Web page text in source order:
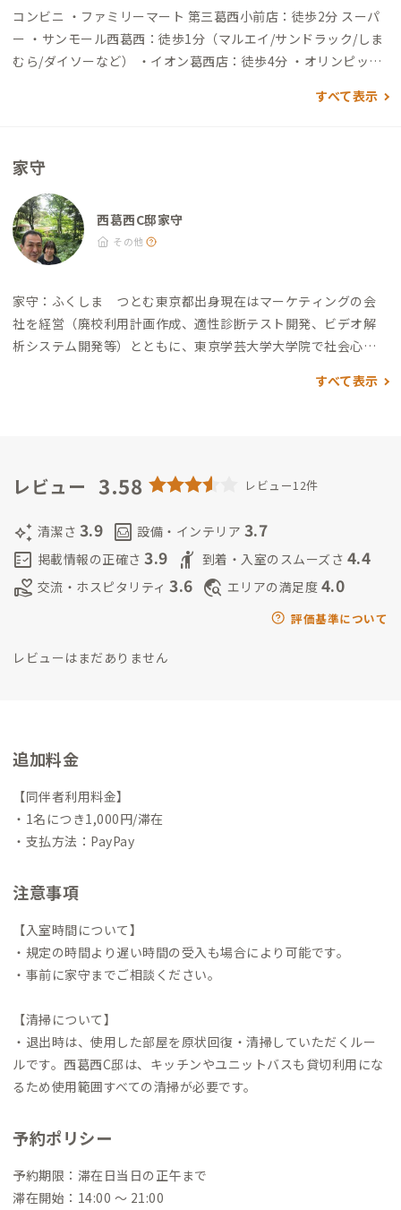
到着 ▼東京ディズニーランド（舞浜駅）から →（電車3分）→
葛西臨海公園駅→（バス16分）→西葛西駅→（徒歩10分）→到
着 →（バス23分）→葛西駅→（徒歩20分）→到着 車でアクセス
コンビニ ・ファミリーマート 第三葛西小前店：徒歩2分 スーパ
ー ・サンモール西葛西：徒歩1分（マルエイ/サンドラック/しま
むら/ダイソーなど） ・イオン葛西店：徒歩4分 ・オリンピッ
鳥繁：徒歩10分 インド料理 ・ムンバイパレス：徒歩4分（ビリ
ヤニが美味しい、インド式中華もあり） ・アムダスラビー：徒
歩7分（本場のスパイス使いを味わう南インド料理） ・インドレ
ストラン＆バー ムナル：徒歩7分（日本人にも食べやすいインド
カレー） ・スパイスマジック カルカッタ本店：徒歩9分（「江
店）
すべて表示
家守
西葛西C邸家守
その他
家守：ふくしま つとむ東京都出身現在はマーケティングの会
社を経営（廃校利用計画作成、適性診断テスト開発、ビデオ解
析システム開発等）とともに、東京学芸大学大学院で社会心理
をテーマに新しい切り口の職場評価の方法を検討中。 家守：ふ
後、工作教室やアート制作活動中。
サブ家守：あおの あかね
すべて表示
レビュー 3.58 レビュー12件
auto_awesome 清潔さ 3.9 living 設備・インテリア 3.7
fact_check 掲載情報の正確さ 3.9 hail 到着・入室のスムーズさ 4.4
volunteer_activism 交流・ホスピタリティ 3.6 travel_explore エリアの満足度 4.0
評価基準について
レビューはまだありません
追加料金
【同伴者利用料金】
・1名につき1,000円/滞在
・支払方法：PayPay
注意事項
【入室時間について】
・規定の時間より遅い時間の受入も場合により可能です。
・事前に家守までご相談ください。
【清掃について】
・退出時は、使用した部屋を原状回復・清掃していただくルー
ルです。西葛西C邸は、キッチンやユニットバスも貸切利用にな
るため使用範囲すべての清掃が必要です。
予約ポリシー
予約期限：滞在日当日の正午まで
滞在開始：14:00 〜 21:00